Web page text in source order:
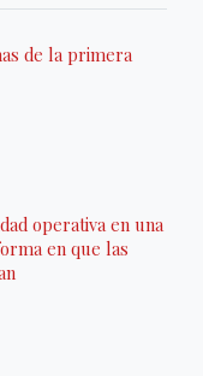
de la primera
operativa en una
en que las